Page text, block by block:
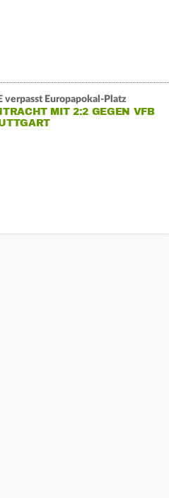
verpasst Europapokal-Platz
MIT 2:2 GEGEN VFB